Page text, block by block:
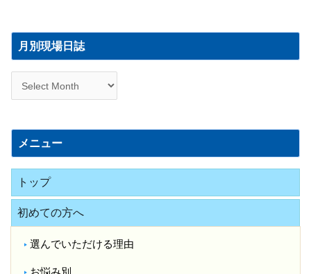
月別現場日誌
現
日
メニュー
トップ
初めての方へ
選んでいただける理由